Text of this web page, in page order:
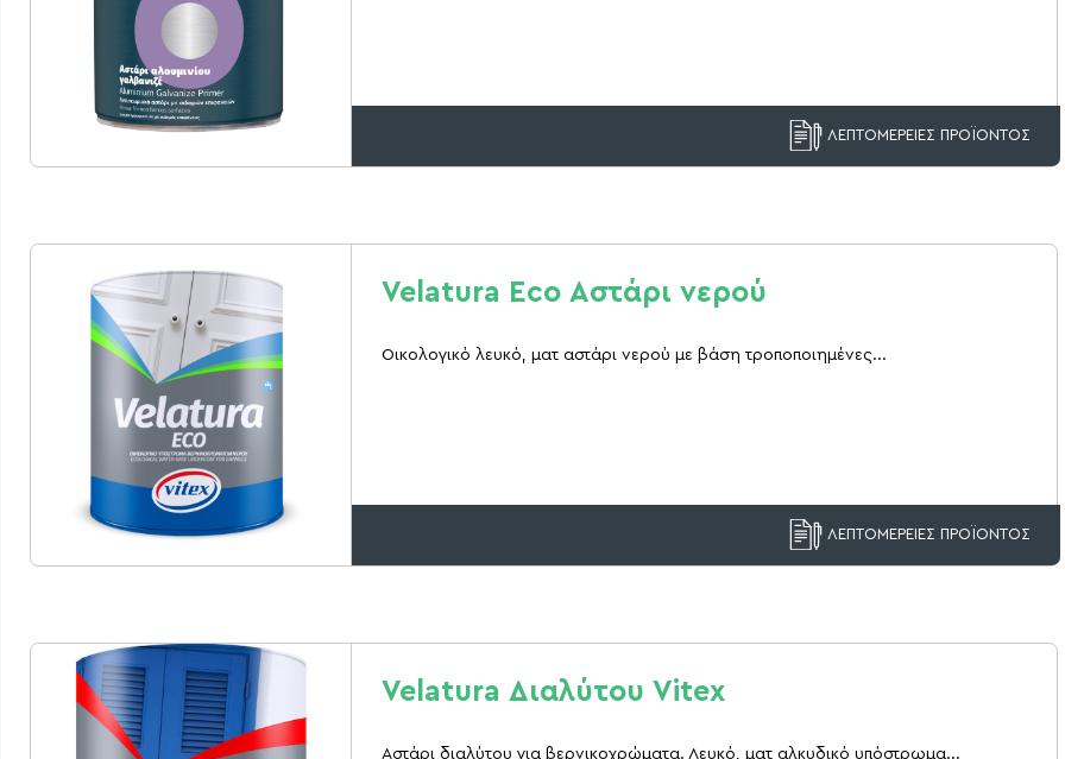
ΛΕΠΤΟΜΕΡΕΙΕΣ ΠΡΟΪΟΝΤΟΣ
Velatura Eco Αστάρι νερού
Οικολογικό λευκό, ματ αστάρι νερού με βάση τροποποιημένες...
ΛΕΠΤΟΜΕΡΕΙΕΣ ΠΡΟΪΟΝΤΟΣ
Velatura Διαλύτου Vitex
Αστάρι διαλύτου για βερνικοχρώματα. Λευκό, ματ αλκυδικό υπόστρωμα...